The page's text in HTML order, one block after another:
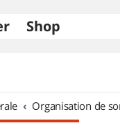
Shop
Organisation de